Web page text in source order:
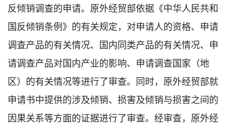
反倾销调查的申请。原外经贸部依据《中华人民共和
国反倾销条例》的有关规定，对申请人的资格、申请
调查产品的有关情况、国内同类产品的有关情况、申
请调查产品对国内产业的影响、申请调查国家（地
区）的有关情况等进行了审查。同时，原外经贸部就
申请书中提供的涉及倾销、损害及倾销与损害之间的
因果关系等方面的证据进行了审查。经审查，原外经